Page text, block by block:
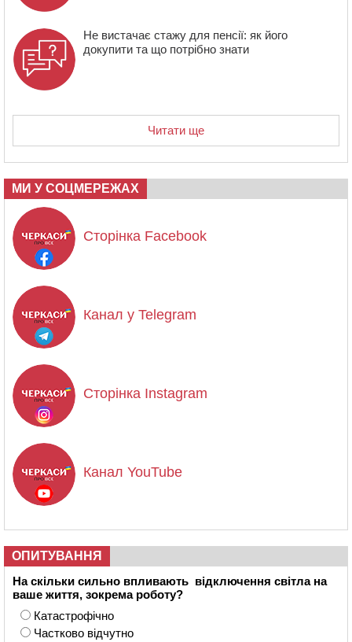
Не вистачає стажу для пенсії: як його
докупити та що потрібно знати
Читати ще
МИ У СОЦМЕРЕЖАХ
Сторінка Facebook
Канал у Telegram
Сторінка Instagram
Канал YouTube
ОПИТУВАННЯ
На скільки сильно впливають відключення світла на
ваше життя, зокрема роботу?
Катастрофічно
Частково відчутно